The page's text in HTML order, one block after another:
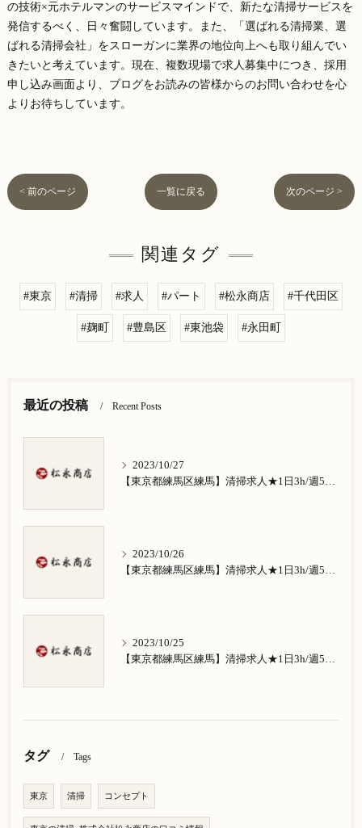
の技術×元ホテルマンのサービスマインドで、新たな清掃サービスを
発信するべく、日々奮闘しています。また、「選ばれる清掃業、選
ばれる清掃会社」をスローガンに業界の地位向上へも取り組んでい
きたいと考えています。現在、複数現場で求人募集中につき、採用
申し込み画面より、ブログをお読みの皆様からのお問い合わせを心
よりお待ちしています。
< 前のページ 一覧に戻る 次のページ >
関連タグ
#東京 #清掃 #求人 #パート #松永商店 #千代田区
#麹町 #豊島区 #東池袋 #永田町
最近の投稿 Recent Posts
2023/10/27
【東京都練馬区練馬】清掃求人★1日3h/週5日/祝日お休み★谷原在住の方歓迎
2023/10/26
【東京都練馬区練馬】清掃求人★1日3h/週5日/祝日お休み★南田中在住の方歓迎
2023/10/25
【東京都練馬区練馬】清掃求人★1日3h/週5日/祝日お休み★南大泉在住の方歓迎
タグ Tags
東京 清掃 コンセプト